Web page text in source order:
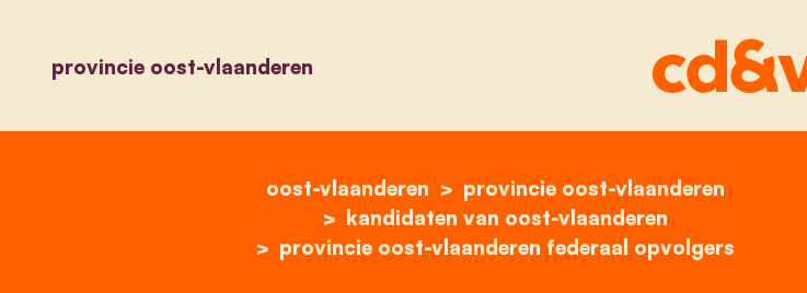
provincie oost-vlaanderen
home
oost-vlaanderen
provincie oost-vlaanderen
kandidaten van oost-vlaanderen
provincie oost-vlaanderen federaal opvolgers
saloua el moussaoui